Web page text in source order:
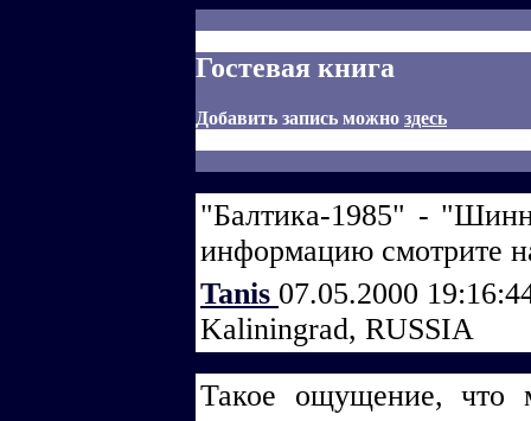
Гостевая книга
Добавить запись можно здесь
"Балтика-1985" -
информацию смотрите
Tanis 07.05.2000
Kaliningrad, RUSSIA
Такое ощущение, что